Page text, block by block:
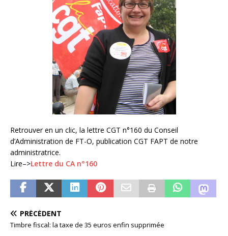
Retrouver en un clic, la lettre CGT n°160 du Conseil
d’Administration de FT-O, publication CGT FAPT de notre
administratrice.
Lire–>Lettre du CA n°160
PRÉCÉDENT
Timbre fiscal: la taxe de 35 euros enfin supprimée